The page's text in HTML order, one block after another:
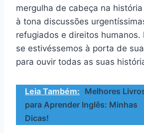
mergulha de cabeça na
à tona discussões
refugiados e direitos humanos.
se estivéssemos à porta de
para ouvir todas as suas
Leia Também: Melhores
para Aprender Inglês: Minhas
Dicas!